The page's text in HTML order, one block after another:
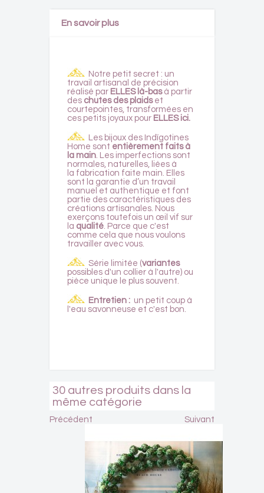
En savoir plus
Notre petit secret : un
travail artisanal de précision
réalisé par ELLES là-bas à partir
des chutes des plaidset
courtepointes, transformées en
ces petits joyaux pour ELLES ici.
Les bijoux des Indïgotines
Home sont entièrement faits à
la main . Les imperfections sont
normales, naturelles, liées à
la fabrication faite main. Elles
sont la garantie d’un travail
manuel et authentique et font
partie des caractéristiques des
créations artisanales. Nous
exerçons toutefois un œil vif sur
la qualité . Parce que c'est
comme cela que nous voulons
travailler avec vous.
Série limitée (variantes
possibles d'un collier à l'autre) ou
pièce unique le plus souvent.
Entretien : un petit coup à
l'eau savonneuse et c'est bon.
30 autres produits dans la
même catégorie
Précédent Suivant